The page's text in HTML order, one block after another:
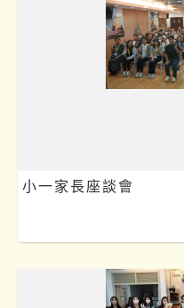
小一家長座談會